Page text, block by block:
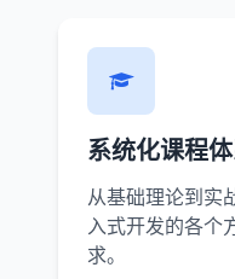
系统化课程
从基础理论到实
入式开发的各个
求。